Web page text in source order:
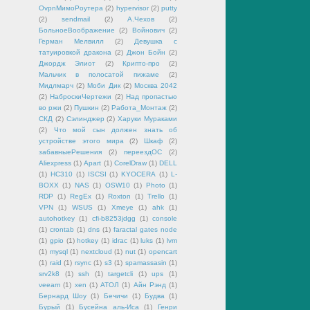
OvpnМимоРоутера (2) hypervisor (2) putty
(2)
sendmail (2) А.Чехов
(2)
БольноеВоображение
(2) Войнович (2)
Герман Мелвилл
(2)
Девушка с
татуировкой дракона (2) Джон Бойн (2)
Джордж Элиот
(2) Крипто-про
(2)
Мальчик в полосатой пижаме
(2)
Мидлмарч (2) Моби Дик (2) Москва 2042
(2) НаброскиЧертежи (2) Над пропастью
во ржи (2) Пушкин (2) Работа_Монтаж (2)
СКД (2) Сэлинджер (2) Харуки Мураками
(2)
Что мой сын должен знать об
устройстве этого мира
(2) Шкаф
(2)
забавныеРешения
(2) переездОС
(2)
Aliexpress (1) Apart (1) CorelDraw (1) DELL
(1) HC310 (1) ISCSI (1) KYOCERA (1) L-
BOXX (1) NAS (1) OSW10 (1) Photo (1)
RDP
(1) RegEx (1) Roxton (1) Trello
(1)
VPN
(1) WSUS (1) Xmeye (1) ahk
(1)
autohotkey (1) cfi-b8253jdgg (1) console
(1) crontab (1) dns (1) faractal gates node
(1) gpio (1) hotkey (1) idrac (1) luks (1) lvm
(1) mysql (1) nextcloud (1) nut (1) opencart
(1) raid (1) rsync (1) s3 (1) spamassasin (1)
srv2k8
(1) ssh (1) targetcli (1) ups
(1)
veeam (1) xen (1) АТОЛ (1) Айн Рэнд (1)
Бернард Шоу (1) Бечичи (1) Будва (1)
Бурый
(1) Бусейна аль-Иса (1) Генри